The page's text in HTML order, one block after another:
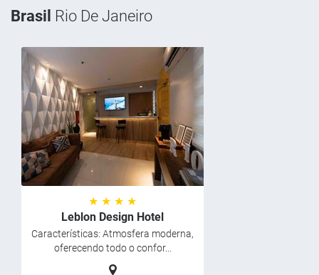
Brasil Rio De Janeiro
★ ★ ★ ★
Leblon Design Hotel
Características: Atmosfera moderna,
oferecendo todo o confor...